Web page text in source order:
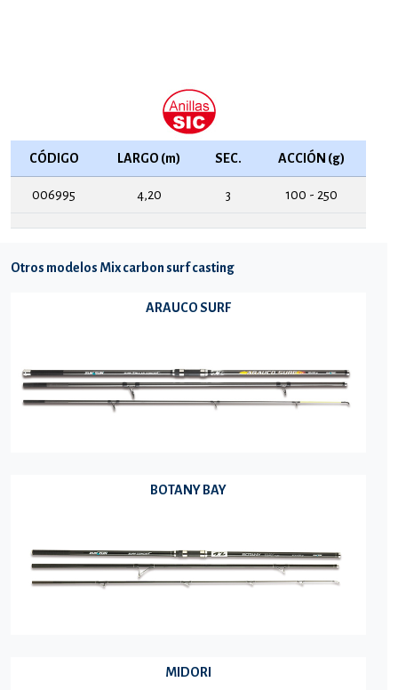
CÓDIGO LARGO (m) SEC. ACCIÓN (g)
006995 4,20 3 100 - 250
Otros modelos Mix carbon surf casting
ARAUCO SURF
BOTANY BAY
MIDORI